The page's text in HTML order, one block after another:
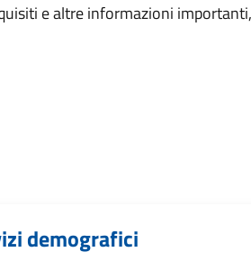
e altre informazioni
demografici